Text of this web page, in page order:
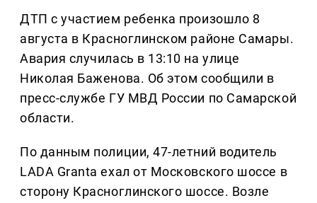
ДТП с участием ребенка произошло 8
августа в Красноглинском районе Самары.
Авария случилась в 13:10 на улице
Николая Баженова. Об этом сообщили в
пресс-службе ГУ МВД России по Самарской
области.
По данным полиции, 47-летний водитель
LADA Granta ехал от Московского шоссе в
сторону Красноглинского шоссе. Возле